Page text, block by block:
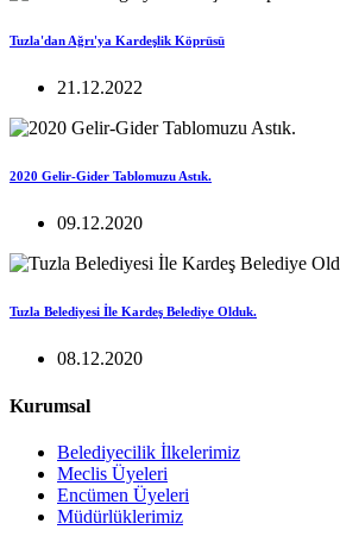
Tuzla'dan Ağrı'ya Kardeşlik Köprüsü
21.12.2022
2020 Gelir-Gider Tablomuzu Astık.
09.12.2020
Tuzla Belediyesi İle Kardeş Belediye Olduk.
08.12.2020
Kurumsal
Belediyecilik İlkelerimiz
Meclis Üyeleri
Encümen Üyeleri
Müdürlüklerimiz